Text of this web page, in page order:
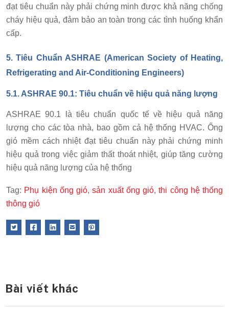
đạt tiêu chuẩn này phải chứng minh được khả năng chống
cháy hiệu quả, đảm bảo an toàn trong các tình huống khẩn
cấp.
5.Tiêu Chuẩn ASHRAE (American Society of Heating,
Refrigerating and Air-Conditioning Engineers)
5.1. ASHRAE 90.1: Tiêu chuẩn về hiệu quả năng lượng
ASHRAE 90.1 là tiêu chuẩn quốc tế về hiệu quả năng
lượng cho các tòa nhà, bao gồm cả hệ thống HVAC. Ống
gió mềm cách nhiệt đạt tiêu chuẩn này phải chứng minh
hiệu quả trong việc giảm thất thoát nhiệt, giúp tăng cường
hiệu quả năng lượng của hệ thống
Tag: Phụ kiện ống gió,sản xuất ống gió,thi công hệ thống
thông gió
Bài viết khác